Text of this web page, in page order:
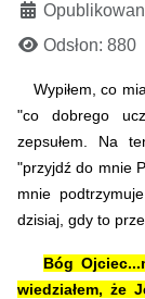
Odsłon: 880
Wypiłem, co
"co dobrego
zepsułem. Na
"przyjdź do mnie
mnie
dzisiaj, gdy to
Bóg
wiedziałem, że